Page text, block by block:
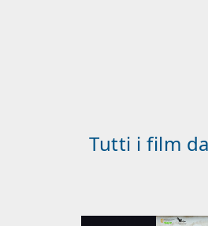
Tutti i film